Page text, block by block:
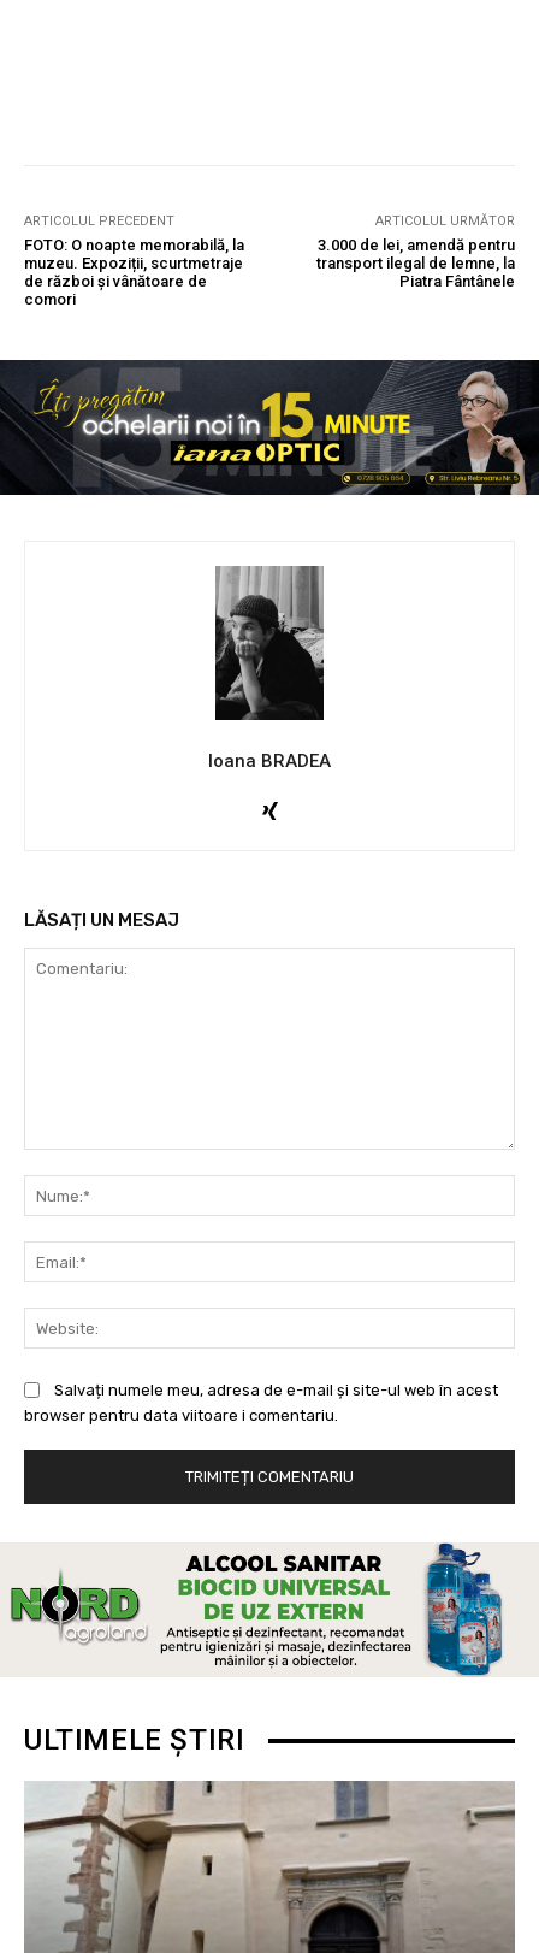
ARTICOLUL PRECEDENT
FOTO: O noapte memorabilă, la
muzeu. Expoziții, scurtmetraje
de război și vânătoare de
comori
ARTICOLUL URMĂTOR
3.000 de lei, amendă pentru
transport ilegal de lemne, la
Piatra Fântânele
Ioana BRADEA
LĂSAȚI UN MESAJ
Salvați numele meu, adresa de e-mail și site-ul web în acest
browser pentru data viitoare i comentariu.
ULTIMELE ȘTIRI